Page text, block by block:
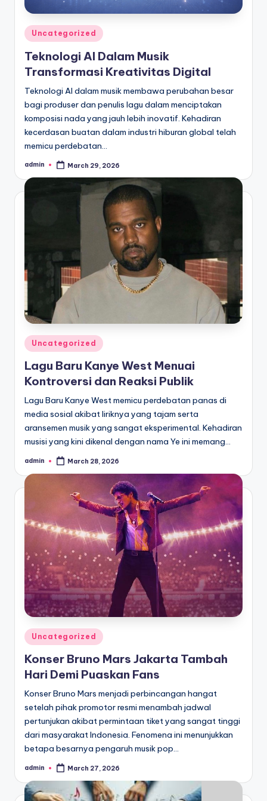
Posted
Uncategorized
Teknologi AI Dalam Musik
Transformasi Kreativitas Digital
Teknologi AI dalam musik membawa perubahan besar
bagi produser dan penulis lagu dalam menciptakan
komposisi nada yang jauh lebih inovatif. Kehadiran
kecerdasan buatan dalam industri hiburan global telah
memicu perdebatan…
Posted
admin March 29, 2026
Posted
in
Uncategorized
Lagu Baru Kanye West Menuai
Kontroversi dan Reaksi Publik
Lagu Baru Kanye West memicu perdebatan panas di
media sosial akibat liriknya yang tajam serta
aransemen musik yang sangat eksperimental. Kehadiran
musisi yang kini dikenal dengan nama Ye ini memang…
Posted
admin March 28, 2026
Posted
in
Uncategorized
Konser Bruno Mars Jakarta Tambah
Hari Demi Puaskan Fans
Konser Bruno Mars menjadi perbincangan hangat
setelah pihak promotor resmi menambah jadwal
pertunjukan akibat permintaan tiket yang sangat tinggi
dari masyarakat Indonesia. Fenomena ini menunjukkan
betapa besarnya pengaruh musik pop…
Posted
admin March 27, 2026